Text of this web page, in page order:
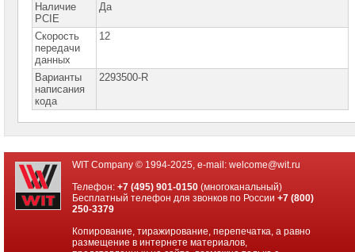
Компоненты
компьютеров
Компоненты
серверов
Серверные
платформы
Серверные
Серверные
корпуса
Серверные
процессоры
Наличие
PCIE
Да
Скорость
передачи
данных
12
Варианты
написания
кода
2293500-R
WIT Company © 1994-2025, e-mail: welcome@wit.ru
Телефон:+7 (495) 901-0150 (многоканальный)
Бесплатный телефон для звонков по России+7 (800)
250-3379
Копирование, тиражирование, перепечатка, а равно
размещение в интернете материалов,